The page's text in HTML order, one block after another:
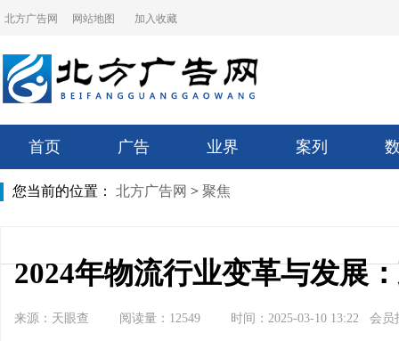
北方广告网 网站地图 加入收藏
首页 广告 业界 案列
您当前的位置： 北方广告网 > 聚焦
2024年物流行业变革与发展
来源：天眼查 阅读量：12549 时间：2025-03-10 13:22 会员